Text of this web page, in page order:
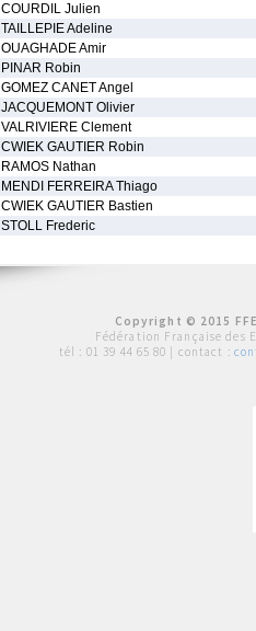
COURDIL Julien
TAILLEPIE Adeline
OUAGHADE Amir
PINAR Robin
GOMEZ CANET Angel
JACQUEMONT Olivier
VALRIVIERE Clement
CWIEK GAUTIER Robin
RAMOS Nathan
MENDI FERREIRA Thiago
CWIEK GAUTIER Bastien
STOLL Frederic
Copyright © 2015
Fédération Française des
tél : 01 39 44 65 80 | contact :